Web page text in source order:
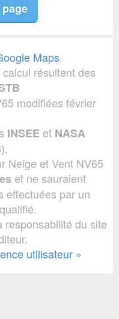
Maps
résultent des
modifiées février
INSEE et NASA
Neige et Vent NV65
et ne sauraient
effectuées par un
responsabilité du site
utilisateur »